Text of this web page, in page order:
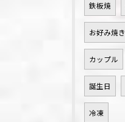
鉄板焼
お好み焼き
カップル
誕生日
冷凍